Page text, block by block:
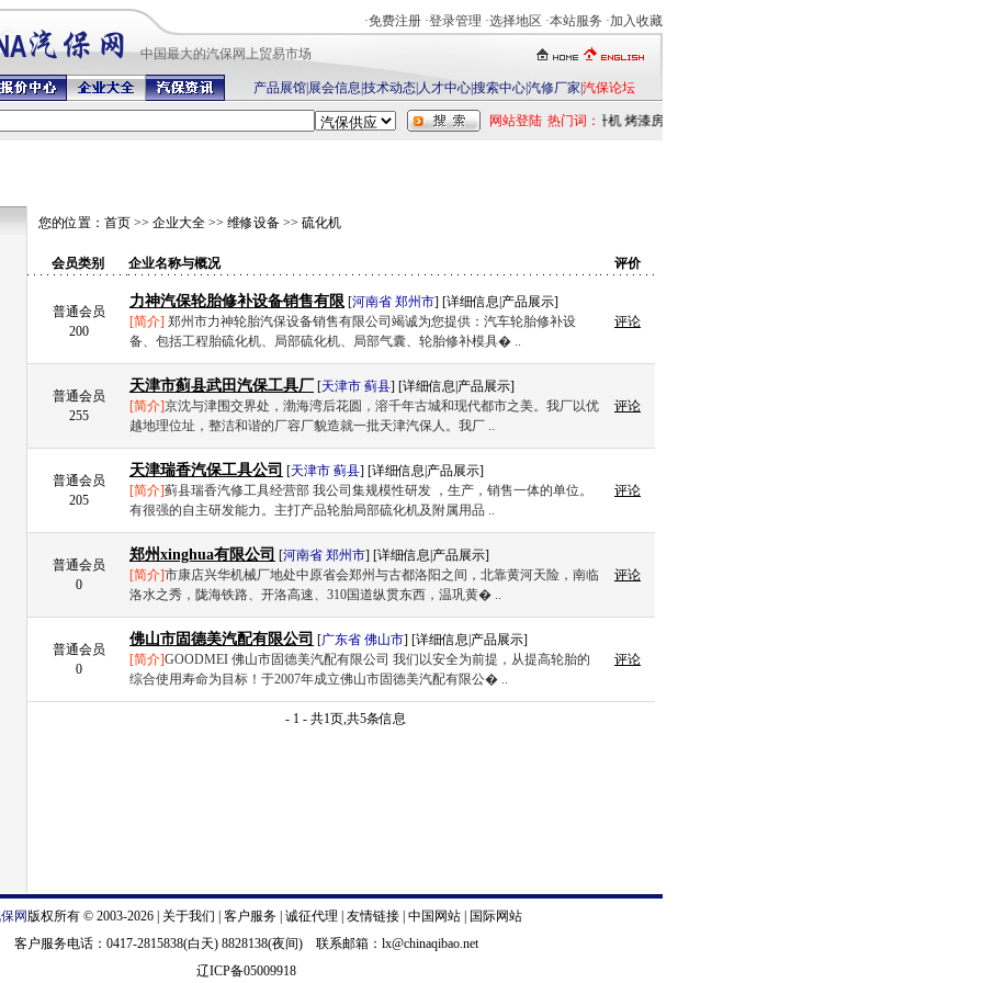
中国最
·免费注册 ·登录管理 ·选择地区 ·本站服务 ·加入收藏
大的汽保网上贸易市场
产品展馆| 展会信息 技术动态| 人才中心|搜索中心|汽修厂家 汽保论坛
网站登陆 热门词：举升机 烤漆房
您的位置： 首页 >> 企业大全 >> 维修设备 >> 硫化机
会员类别 企业名称与概况 评价
普通会员
200
力神汽保轮胎修补设备销售有限 [河南省 郑州市] [详细信息 产品展示]
[简介] 郑州市力神轮胎汽保设备销售有限公司竭诚为您提供：汽车轮胎修补设
备、包括工程胎硫化机、局部硫化机、局部气囊、轮胎修补模具� ..
评论
普通会员
255
天津市蓟县武田汽保工具厂 [天津市 蓟县] [详细信息 产品展示]
[简介]京沈与津围交界处，渤海湾后花圆，溶千年古城和现代都市之美。我厂以优
越地理位址，整洁和谐的厂容厂貌造就一批天津汽保人。我厂 ..
评论
普通会员
205
天津瑞香汽保工具公司 [天津市 蓟县] [详细信息 产品展示]
[简介]蓟县瑞香汽修工具经营部 我公司集规模性研发 ，生产，销售一体的单位。
有很强的自主研发能力。主打产品轮胎局部硫化机及附属用品 ..
评论
普通会员
0
郑州xinghua有限公司 [河南省 郑州市] [详细信息 产品展示]
[简介]市康店兴华机械厂地处中原省会郑州与古都洛阳之间，北靠黄河天险，南临
洛水之秀，陇海铁路、开洛高速、310国道纵贯东西，温巩黄� ..
评论
普通会员
0
佛山市固德美汽配有限公司 [广东省 佛山市] [详细信息 产品展示]
[简介]GOODMEI 佛山市固德美汽配有限公司 我们以安全为前提，从提高轮胎的
综合使用寿命为目标！于2007年成立佛山市固德美汽配有限公� ..
评论
- 1 - 共1页,共5条信息
网版权所有 © 2003-2026 | 关于我们 客户服务 诚征代理 友情链接 中国网站
国际网站
客户服务电话：0417-2815838(白天) 8828138(夜间) 联系邮箱： lx@chinaqibao.net
辽ICP备05009918